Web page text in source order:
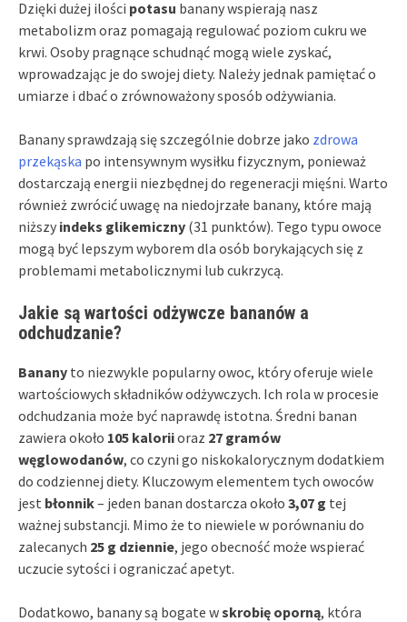
Dzięki dużej ilości potasu banany wspierają nasz
metabolizm oraz pomagają regulować poziom cukru we
krwi. Osoby pragnące schudnąć mogą wiele zyskać,
wprowadzając je do swojej diety. Należy jednak pamiętać o
umiarze i dbać o zrównoważony sposób odżywiania.
Banany sprawdzają się szczególnie dobrze jako zdrowa
przekąska po intensywnym wysiłku fizycznym, ponieważ
dostarczają energii niezbędnej do regeneracji mięśni. Warto
również zwrócić uwagę na niedojrzałe banany, które mają
niższy indeks glikemiczny (31 punktów). Tego typu owoce
mogą być lepszym wyborem dla osób borykających się z
problemami metabolicznymi lub cukrzycą.
Jakie są wartości odżywcze bananów a
odchudzanie?
Banany to niezwykle popularny owoc, który oferuje wiele
wartościowych składników odżywczych. Ich rola w procesie
odchudzania może być naprawdę istotna. Średni banan
zawiera około 105 kaloriioraz 27 gramów
węglowodanów, co czyni go niskokalorycznym dodatkiem
do codziennej diety. Kluczowym elementem tych owoców
jest błonnik– jeden banan dostarcza około 3,07 g tej
ważnej substancji. Mimo że to niewiele w porównaniu do
zalecanych 25 g dziennie, jego obecność może wspierać
uczucie sytości i ograniczać apetyt.
Dodatkowo, banany są bogate wskrobię oporną, która